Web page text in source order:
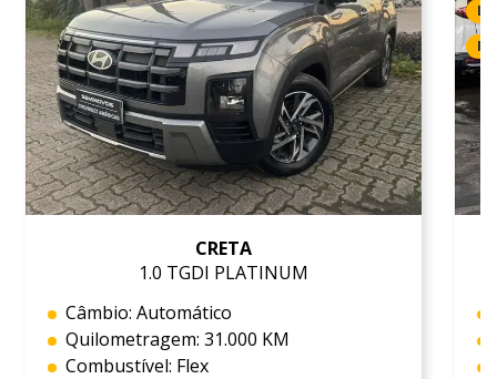
CRETA
1.0 TGDI PLATINUM
Câmbio: Automático
Quilometragem: 31.000 KM
Combustível: Flex